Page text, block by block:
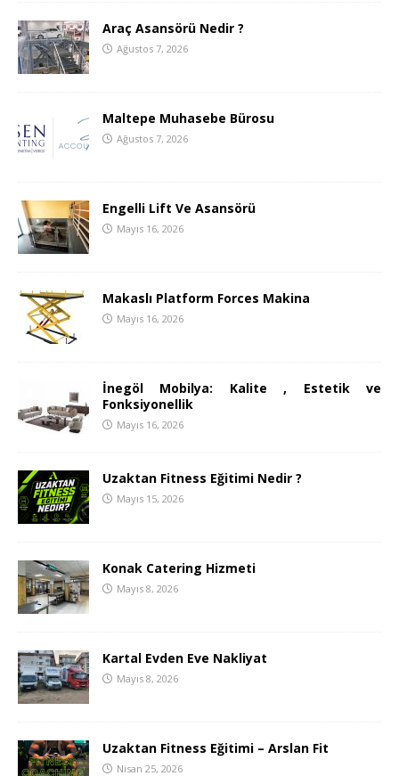
Araç Asansörü Nedir ?
Ağustos 7, 2026
Maltepe Muhasebe Bürosu
Ağustos 7, 2026
Engelli Lift Ve Asansörü
Mayıs 16, 2026
Makaslı Platform Forces Makina
Mayıs 16, 2026
İnegöl Mobilya: Kalite , Estetik ve
Fonksiyonellik
Mayıs 16, 2026
Uzaktan Fitness Eğitimi Nedir ?
Mayıs 15, 2026
Konak Catering Hizmeti
Mayıs 8, 2026
Kartal Evden Eve Nakliyat
Mayıs 8, 2026
Uzaktan Fitness Eğitimi – Arslan Fit
Nisan 25, 2026